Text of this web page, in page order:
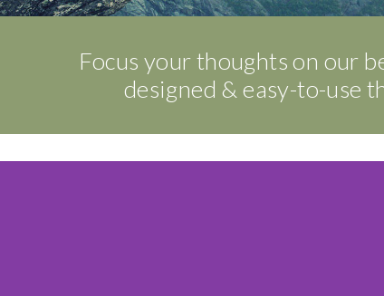
Focus your thoughts on our
designed & easy-to-use